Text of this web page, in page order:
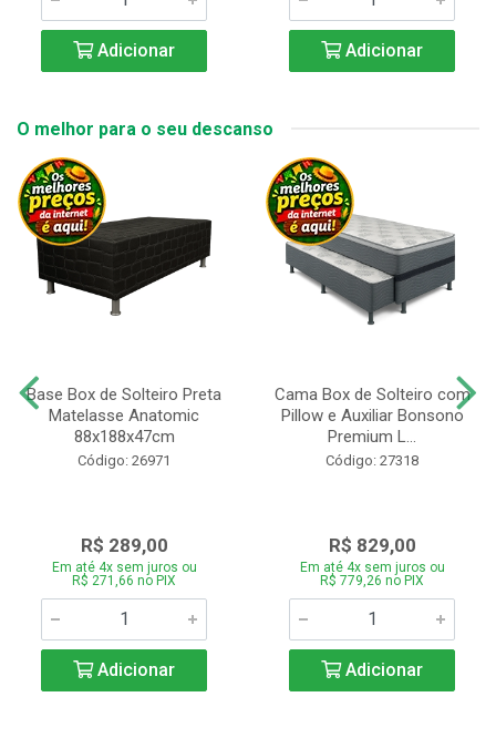
Adicionar Adicionar
O melhor para o seu descanso
Base Box de Solteiro Preta
Matelasse Anatomic
88x188x47cm
Código: 26971
R$ 289,00
Em até 4x sem juros ou
R$ 271,66 no PIX
Adicionar
Cama Box de Solteiro com
Pillow e Auxiliar Bonsono
Premium L...
Código: 27318
R$ 829,00
Em até 4x sem juros ou
R$ 779,26 no PIX
Adicionar